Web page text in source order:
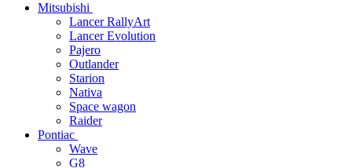
Mitsubishi
Lancer RallyArt
Lancer Evolution
Pajero
Outlander
Starion
Nativa
Space wagon
Raider
Pontiac
Wave
G8